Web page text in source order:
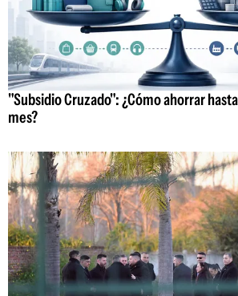
"Subsidio Cruzado": ¿Cómo ahorrar
mes?